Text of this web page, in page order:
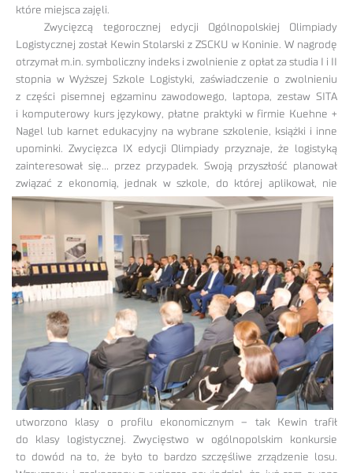
które miejsca zajęli.
Zwycięzcą tegorocznej edycji Ogólnopolskiej Olimpiady
Logistycznej został Kewin Stolarski z ZSCKU w Koninie. W nagrodę
otrzymał m.in. symboliczny indeks i zwolnienie z opłat za studia I i II
stopnia w Wyższej Szkole Logistyki, zaświadczenie o zwolnieniu
z części pisemnej egzaminu zawodowego, laptopa, zestaw SITA
i komputerowy kurs językowy, płatne praktyki w firmie Kuehne +
Nagel lub karnet edukacyjny na wybrane szkolenie, książki i inne
upominki. Zwycięzca IX edycji Olimpiady przyznaje, że logistyką
zainteresował się… przez przypadek. Swoją przyszłość planował
związać z ekonomią, jednak w szkole, do której aplikował, nie
utworzono klasy o profilu ekonomicznym – tak Kewin trafił
do klasy logistycznej. Zwycięstwo w ogólnopolskim konkursie
to dowód na to, że było to bardzo szczęśliwe zrządzenie losu.